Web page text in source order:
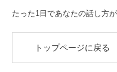
たった1日であなたの話し方
トップページに戻る